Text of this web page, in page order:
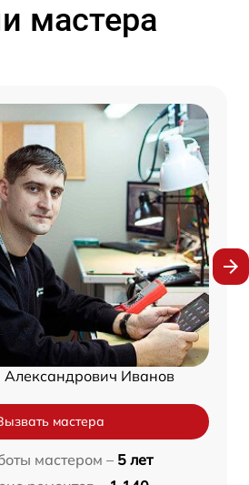
мастера
Александрович Иванов
мастера
мастером – 5 лет